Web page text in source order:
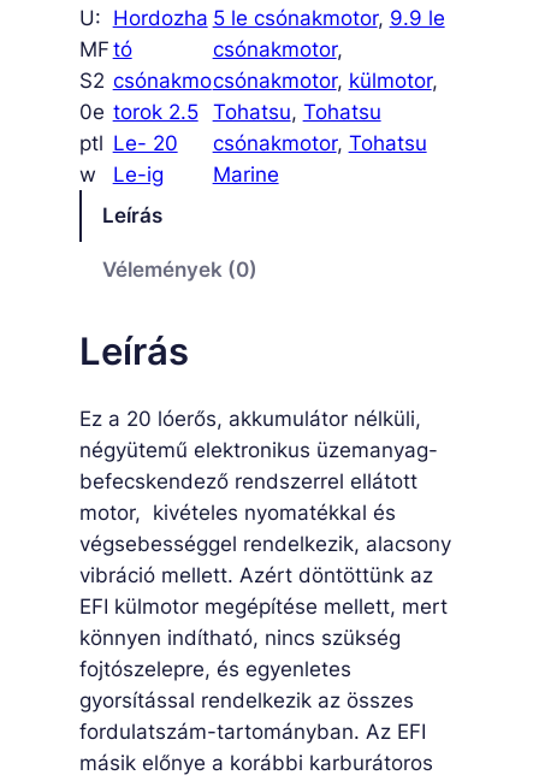
2
0
E
W
E
P
i
e
m
e
n
n
y
i
s
é
g
U:
MF
S2
0e
ptl
w
Hordozha
tó
csónakmo
torok 2.5
Le- 20
Le-ig
5 le csónakmotor, 9.9 le
csónakmotor
csónakmotor, külmotor
Tohatsu, Tohatsu
csónakmotor, Tohatsu
Marine
Leírás
Vélemények (0)
Leírás
Ez a 20 lóerős, akkumulátor nélküli,
négyütemű elektronikus üzemanyag-
befecskendező rendszerrel ellátott
motor, kivételes nyomatékkal és
végsebességgel rendelkezik, alacsony
vibráció mellett. Azért döntöttünk az
EFI külmotor megépítése mellett, mert
könnyen indítható, nincs szükség
fojtószelepre, és egyenletes
gyorsítással rendelkezik az összes
fordulatszám-tartományban. Az EFI
másik előnye a korábbi karburátoros